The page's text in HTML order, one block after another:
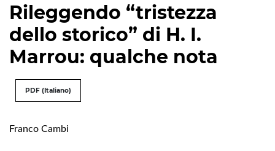
Rileggendo “tristezza
dello storico” di H. I.
Marrou: qualche nota
PDF (Italiano)
Franco Cambi